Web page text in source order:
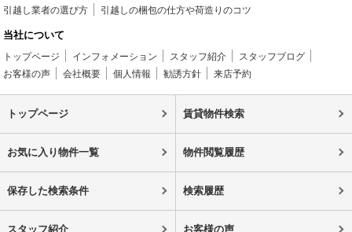
引越し業者の選び方
引越しの梱包の仕方や荷造りのコツ
当社について
トップページ インフォメーション スタッフ紹介
スタッフブログ
お客様の声
会社概要 個人情報 勧誘方針 来店予約
トップページ 賃貸物件検索
お気に入り物件一覧 物件閲覧履歴
保存した検索条件 検索履歴
スタッフ紹介 お客様の声